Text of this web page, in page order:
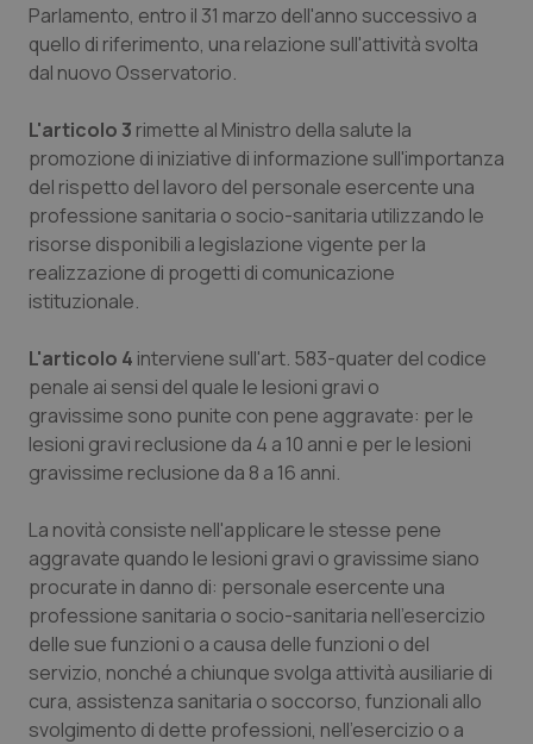
Parlamento, entro il 31 marzo dell'anno successivo a
quello di riferimento, una relazione sull'attività svolta
dal nuovo Osservatorio.
L'articolo 3 rimette al Ministro della salute la
promozione di iniziative di informazione sull'importanza
del rispetto del lavoro del personale esercente una
professione sanitaria o socio-sanitaria utilizzando le
risorse disponibili a legislazione vigente per la
realizzazione di progetti di comunicazione
istituzionale.
L'articolo 4 interviene sull'art. 583-quater del codice
penale ai sensi del quale le lesioni gravi o
gravissime sono punite con pene aggravate: per le
lesioni gravi reclusione da 4 a 10 anni e per le lesioni
gravissime reclusione da 8 a 16 anni.
La novità consiste nell'applicare le stesse pene
aggravate quando le lesioni gravi o gravissime siano
procurate in danno di: personale esercente una
professione sanitaria o socio-sanitaria nell’esercizio
delle sue funzioni o a causa delle funzioni o del
servizio, nonché a chiunque svolga attività ausiliarie di
cura, assistenza sanitaria o soccorso, funzionali allo
svolgimento di dette professioni, nell'esercizio o a